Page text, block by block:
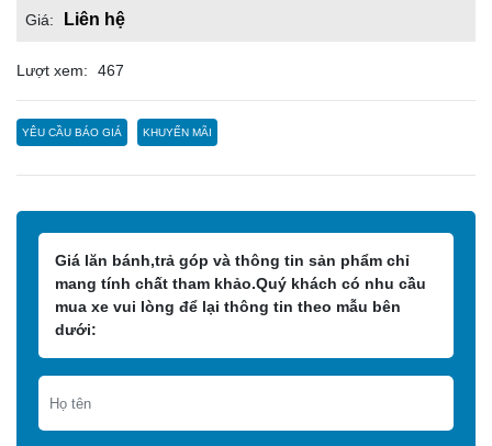
Giá: Liên hệ
Lượt xem: 467
YÊU CẦU BÁO GIÁ KHUYẾN MÃI
Giá lăn bánh,trả góp và thông tin sản phẩm chỉ
mang tính chất tham khảo.Quý khách có nhu cầu
mua xe vui lòng để lại thông tin theo mẫu bên
dưới: